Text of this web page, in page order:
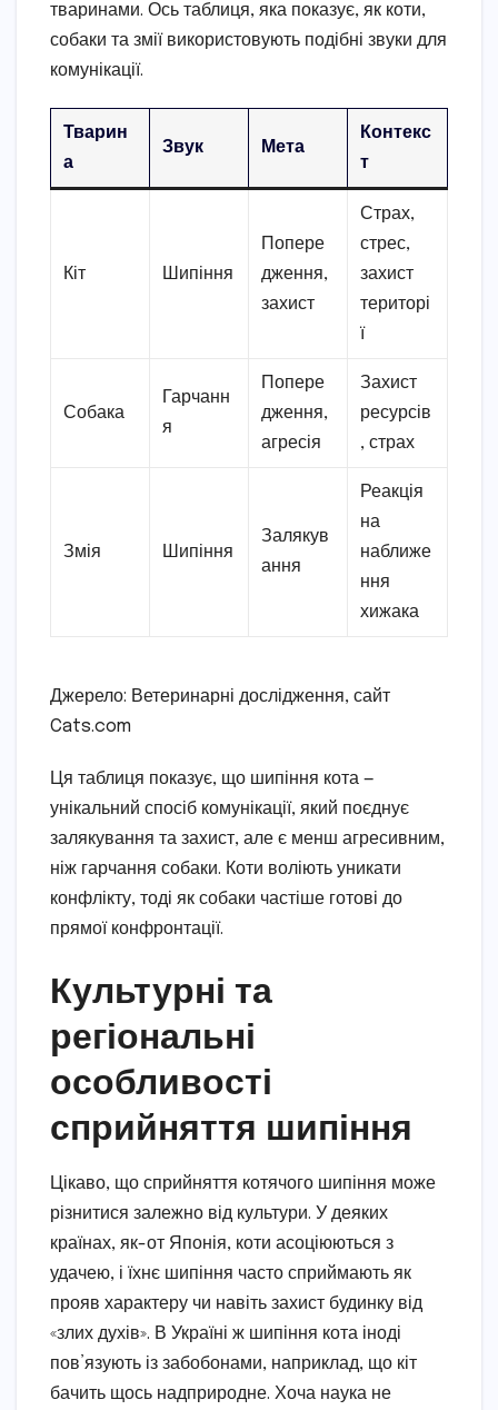
тваринами. Ось таблиця, яка показує, як коти,
собаки та змії використовують подібні звуки для
комунікації.
Тварин
а
Звук Мета
Контекс
т
Кіт Шипіння
Попере
дження,
захист
Страх,
стрес,
захист
територі
ї
Собака
Гарчанн
я
Попере
дження,
агресія
Захист
ресурсів
, страх
Змія Шипіння
Залякув
ання
Реакція
на
наближе
ння
хижака
Джерело: Ветеринарні дослідження, сайт
Cats.com
Ця таблиця показує, що шипіння кота —
унікальний спосіб комунікації, який поєднує
залякування та захист, але є менш агресивним,
ніж гарчання собаки. Коти воліють уникати
конфлікту, тоді як собаки частіше готові до
прямої конфронтації.
Культурні та
регіональні
особливості
сприйняття шипіння
Цікаво, що сприйняття котячого шипіння може
різнитися залежно від культури. У деяких
країнах, як-от Японія, коти асоціюються з
удачею, і їхнє шипіння часто сприймають як
прояв характеру чи навіть захист будинку від
«злих духів». В Україні ж шипіння кота іноді
пов’язують із забобонами, наприклад, що кіт
бачить щось надприродне. Хоча наука не